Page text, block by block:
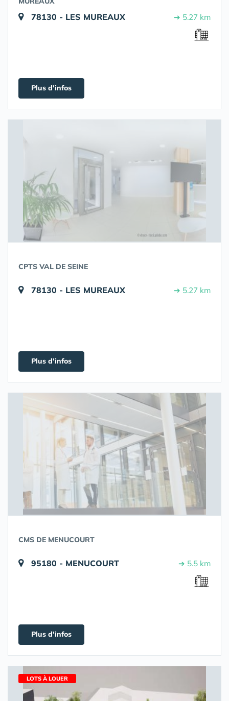
78130 - LES MUREAUX ➔ 5.27 km
Plus d'infos
CPTS VAL DE SEINE
78130 - LES MUREAUX ➔ 5.27 km
Plus d'infos
CMS DE MENUCOURT
95180 - MENUCOURT ➔ 5.5 km
Plus d'infos
LOTS À LOUER